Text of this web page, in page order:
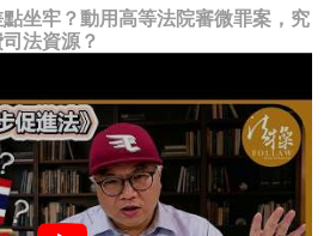
坐牢？動用高等法院審微罪案，究
法資源？